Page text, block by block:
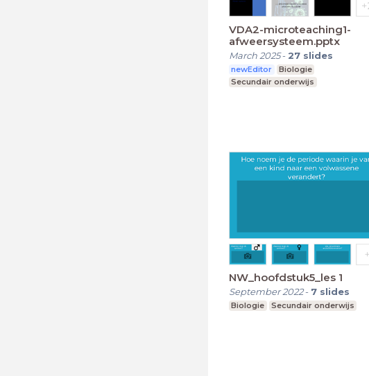
VDA2-microteaching1-
afweersysteem.pptx
March 2025- 27 slides
newEditor
Biologie
Secundair onderwijs
NW_hoofdstuk5_les 1
September 2022- 7 slides
Biologie Secundair onderwijs